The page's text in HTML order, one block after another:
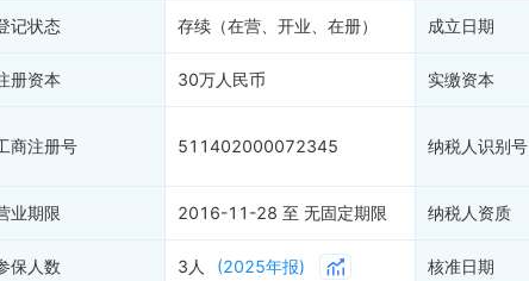
债券信息
地块公示
客户
记状态 存续（在营、开业、在册） 成立日期
册资本 30万人民币 实缴资本
商注册号 511402000072345 纳税人识别号
业期限 2016-11-28 至 无固定期限 纳税人资质
保人数 3人 (2025年报) 核准日期